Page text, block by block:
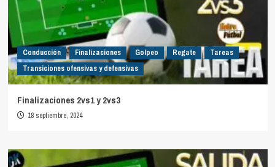
Conducción Finalizaciones Golpeo Regate
Tareas
Transiciones ofensivas y defensivas
Finalizaciones 2vs1 y 2vs3
18 septiembre, 2024